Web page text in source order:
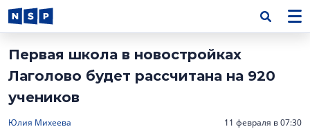
Первая школа в новостройках
Лаголово будет рассчитана на 920
учеников
Юлия Михеева 11 февраля в 07:30